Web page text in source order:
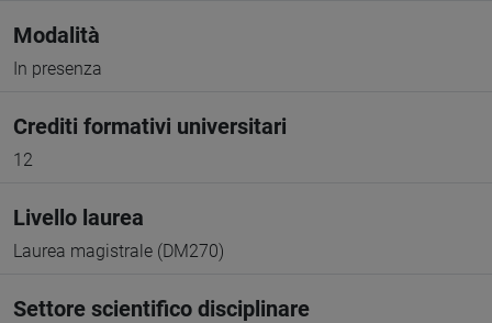
Modalità
In presenza
Crediti formativi universitari
12
Livello laurea
Laurea magistrale (DM270)
Settore scientifico disciplinare